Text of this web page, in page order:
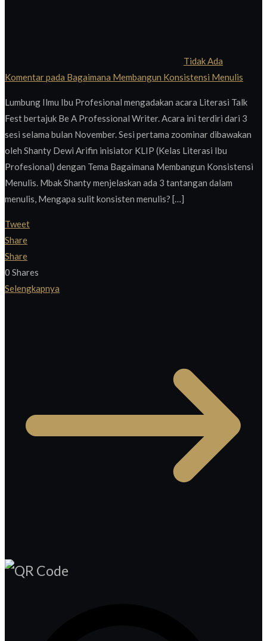
Tidak Ada
Komentarpada Bagaimana Membangun Konsistensi Menulis
Lumbung Ilmu Ibu Profesional mengadakan acara Literasi Talk
Fest bertajuk Be A Professional Writer. Acara ini terdiri dari 3
sesi selama bulan November. Sesi pertama zoominar dibawakan
oleh Shanty Dewi Arifin inisiator KLIP (Kelas Literasi Ibu
Profesional) dengan Tema Bagaimana Membangun Konsistensi
Menulis. Mbak Shanty menjelaskan ada 3 tantangan dalam
menulis, Mengapa sulit konsisten menulis? […]
Tweet
Share
Share
0 Shares
Selengkapnya